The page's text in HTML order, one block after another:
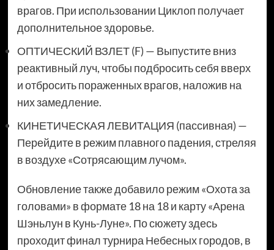
врагов. При использовании Циклоп получает
дополнительное здоровье.
ОПТИЧЕСКИЙ ВЗЛЕТ (F) — Выпустите вниз
реактивный луч, чтобы подбросить себя вверх
и отбросить пораженных врагов, наложив на
них замедление.
КИНЕТИЧЕСКАЯ ЛЕВИТАЦИЯ (пассивная) —
Перейдите в режим плавного падения, стреляя
в воздухе «Сотрясающим лучом».
Обновление также добавило режим «Охота за
головами» в формате 18 на 18 и карту «Арена
Шэньлун в Кунь-Луне». По сюжету здесь
проходит финал турнира Небесных городов, в